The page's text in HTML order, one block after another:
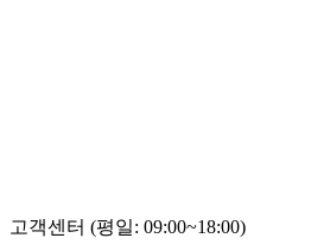
고객센터 (평일: 09:00~18:00)